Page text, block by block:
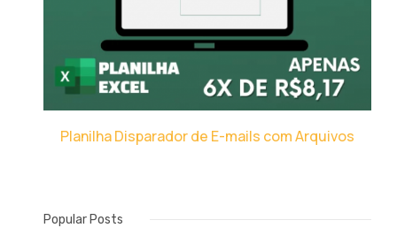
Planilha Disparador de E-mails com Arquivos
Popular Posts